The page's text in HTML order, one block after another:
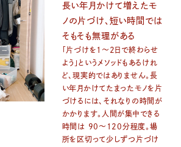
長い年月かけて増えたモ
ノの片づけ、短い時間では
そもそも無理がある
「片づけを1〜2日で終わらせ
よう」というメソッドもあるけれ
ど、現実的ではありません。長
い年月かけてたまったモノを片
づけるには、それなりの時間が
かかります。人間が集中できる
時間は 90〜120分程度。場
所を区切って少しずつ片づけ